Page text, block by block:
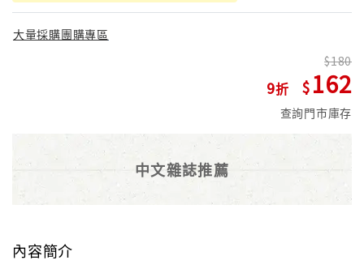
大量採購團購專區
9
180
162
查詢門市庫存
中文雜誌推薦
內容簡介